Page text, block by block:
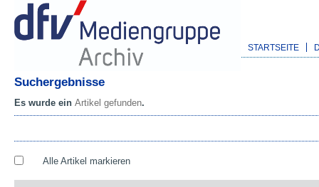
STARTSEITE
Suchergebnisse
Es wurde ein Artikel gefunden.
Alle Artikel markieren